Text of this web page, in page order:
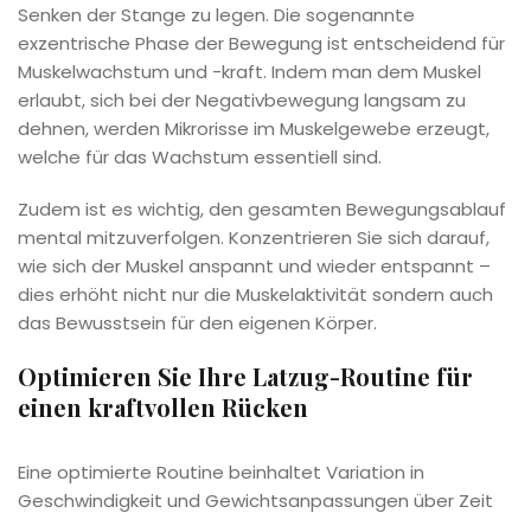
Senken der Stange zu legen. Die sogenannte
exzentrische Phase der Bewegung ist entscheidend für
Muskelwachstum und -kraft. Indem man dem Muskel
erlaubt, sich bei der Negativbewegung langsam zu
dehnen, werden Mikrorisse im Muskelgewebe erzeugt,
welche für das Wachstum essentiell sind.
Zudem ist es wichtig, den gesamten Bewegungsablauf
mental mitzuverfolgen. Konzentrieren Sie sich darauf,
wie sich der Muskel anspannt und wieder entspannt –
dies erhöht nicht nur die Muskelaktivität sondern auch
das Bewusstsein für den eigenen Körper.
Optimieren Sie Ihre Latzug-Routine für
einen kraftvollen Rücken
Eine optimierte Routine beinhaltet Variation in
Geschwindigkeit und Gewichtsanpassungen über Zeit